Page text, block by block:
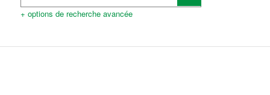
+ options de recherche avancée